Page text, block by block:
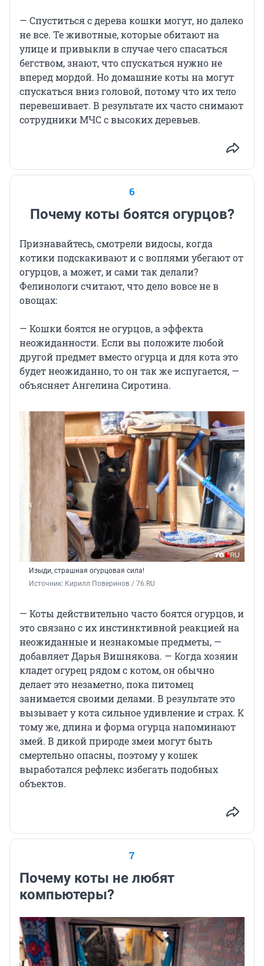
— Спуститься с дерева кошки могут, но далеко
не все. Те животные, которые обитают на
улице и привыкли в случае чего спасаться
бегством, знают, что спускаться нужно не
вперед мордой. Но домашние коты на могут
спускаться вниз головой, потому что их тело
перевешивает. В результате их часто снимают
сотрудники МЧС с высоких деревьев.
6
Почему коты боятся огурцов?
Признавайтесь, смотрели видосы, когда
котики подскакивают и с воплями убегают от
огурцов, а может, и сами так делали?
Фелинологи считают, что дело вовсе не в
овощах:
— Кошки боятся не огурцов, а эффекта
неожиданности. Если вы положите любой
другой предмет вместо огурца и для кота это
будет неожиданно, то он так же испугается, —
объясняет Ангелина Сиротина.
Изыди, страшная огурцовая сила!
Источник: Кирилл Поверинов / 76.RU
— Коты действительно часто боятся огурцов, и
это связано с их инстинктивной реакцией на
неожиданные и незнакомые предметы, —
добавляет Дарья Вишнякова. — Когда хозяин
кладет огурец рядом с котом, он обычно
делает это незаметно, пока питомец
занимается своими делами. В результате это
вызывает у кота сильное удивление и страх. К
тому же, длина и форма огурца напоминают
змей. В дикой природе змеи могут быть
смертельно опасны, поэтому у кошек
выработался рефлекс избегать подобных
объектов.
7
Почему коты не любят
компьютеры?